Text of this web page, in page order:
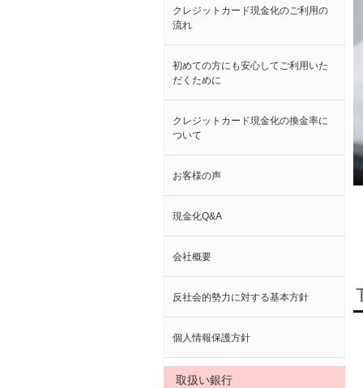
クレジットカード現金化のご利用の
流れ
初めての方にも安心してご利用いた
だくために
クレジットカード現金化の換金率に
ついて
お客様の声
現金化Q&A
会社概要
反社会的勢力に対する基本方針
個人情報保護方針
取扱い銀行